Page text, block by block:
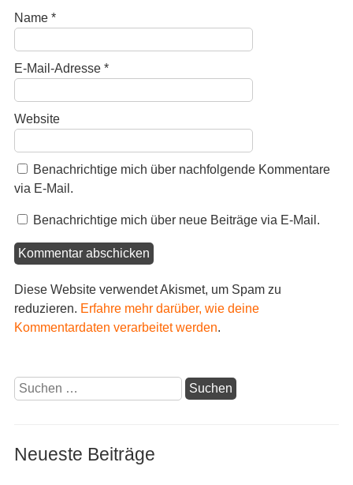
Name *
E-Mail-Adresse *
Website
Benachrichtige mich über nachfolgende Kommentare
via E-Mail.
Benachrichtige mich über neue Beiträge via E-Mail.
Diese Website verwendet Akismet, um Spam zu
reduzieren. Erfahre mehr darüber, wie deine
Kommentardaten verarbeitet werden.
Suchen
nach:
Neueste Beiträge